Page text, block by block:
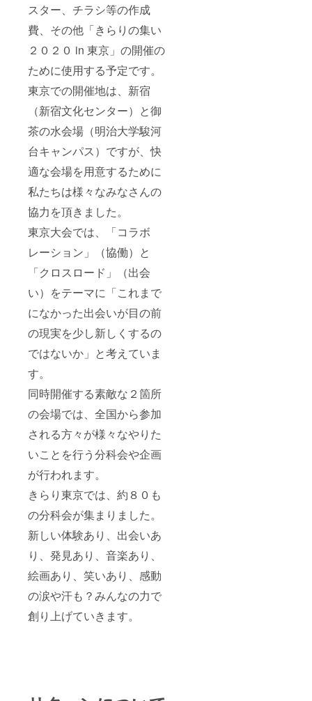
スター、チラシ等の作成
費、その他「きらりの集い
２０２０ in 東京」の開催の
ために使用する予定です。
東京での開催地は、新宿
（新宿文化センター）と御
茶の水会場（明治大学駿河
台キャンパス）ですが、快
適な会場を用意するために
私たちは様々なみなさんの
協力を頂きました。
東京大会では、「コラボ
レーション」（協働）と
「クロスロード」（出会
い）をテーマに「これまで
になかった出会いが目の前
の現実を少し新しくするの
ではないか」と考えていま
す。
同時開催する素敵な２箇所
の会場では、全国から参加
される方々が様々なやりた
いことを行う分科会や企画
が行われます。
きらり東京では、約８０も
の分科会が集まりました。
新しい体験あり、出会いあ
り、発見あり、音楽あり、
絵画あり、笑いあり、感動
の涙や汗も？みんなの力で
創り上げていきます。